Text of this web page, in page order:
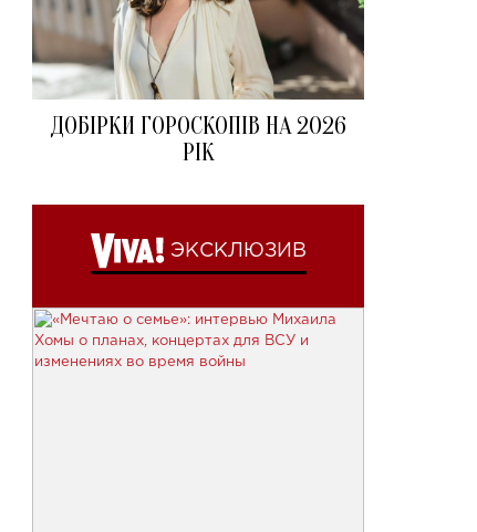
ДОБІРКИ ГОРОСКОПІВ НА 2026
РІК
ЭКСКЛЮЗИВ